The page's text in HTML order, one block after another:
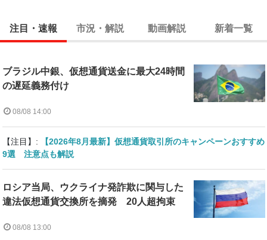
注目・速報 市況・解説 動画解説 新着一覧
ブラジル中銀、仮想通貨送金に最大24時間
の遅延義務付け
08/08 14:00
【注目】:
【2026年8月最新】仮想通貨取引所のキャンペーンおすすめ
9選 注意点も解説
ロシア当局、ウクライナ発詐欺に関与した
違法仮想通貨交換所を摘発 20人超拘束
08/08 13:00